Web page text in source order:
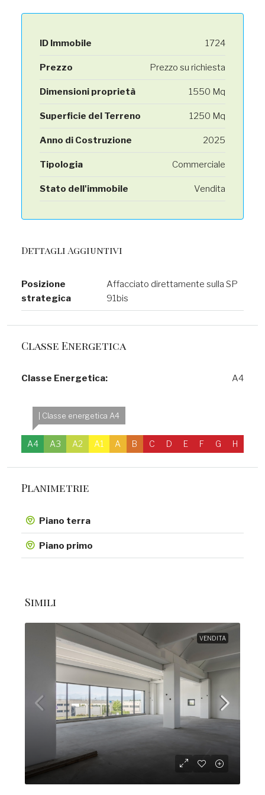
ID Immobile 1724
Prezzo Prezzo su richiesta
Dimensioni proprietà 1550 Mq
Superficie del Terreno 1250 Mq
Anno di Costruzione 2025
Tipologia Commerciale
Stato dell'immobile Vendita
Dettagli Aggiuntivi
Posizione
strategica
Affacciato direttamente sulla SP
91bis
Classe Energetica
Classe Energetica: A4
| Classe energetica A4
A4 A3 A2 A1 A B C D E F G H
Planimetrie
Piano terra
Piano primo
Simili
VENDITA